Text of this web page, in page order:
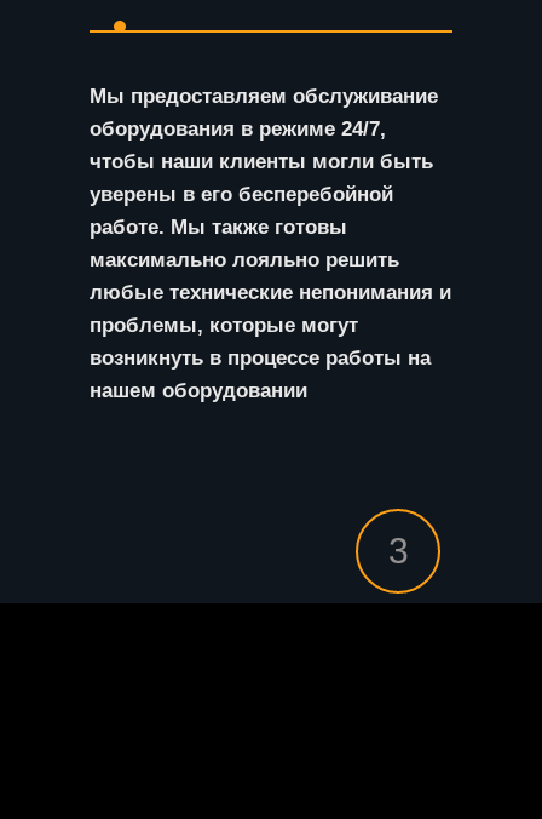
Мы предоставляем обслуживание
оборудования в режиме 24/7,
чтобы наши клиенты могли быть
уверены в его бесперебойной
работе. Мы также готовы
максимально лояльно решить
любые технические непонимания и
проблемы, которые могут
возникнуть в процессе работы на
нашем оборудовании
3